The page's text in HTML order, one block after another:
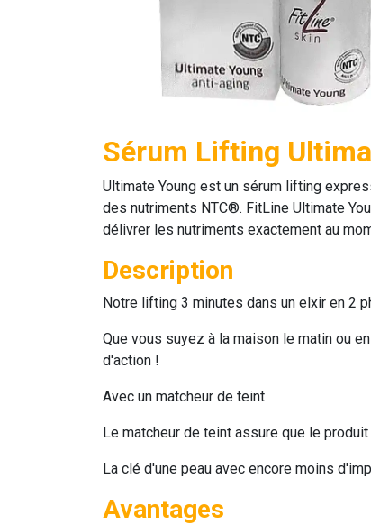
Sérum Lifting
Ultimate Young est un sérum lifting
des nutriments NTC®. FitLine Ultimate
délivrer les nutriments exactement au
Description
Notre lifting 3 minutes dans un elxir en 2
Que vous suyez à la maison le matin ou
d'action !
Avec un matcheur de teint
Le matcheur de teint assure que le
La clé d'une peau avec encore moins
Avantages